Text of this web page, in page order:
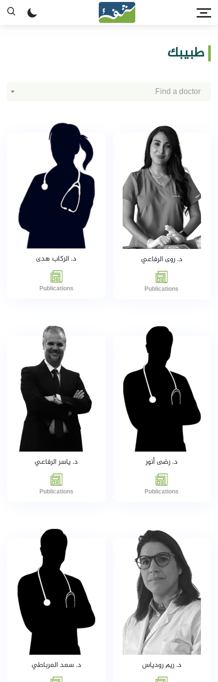
طبيبك
Find a doctor
د. روى الرفاعي
Publications
د. الركاب هدى
Publications
د. رضى أنور
Publications
د. ياسر الرفاعي
Publications
د. ريم رودياس د. سعد العرباطي